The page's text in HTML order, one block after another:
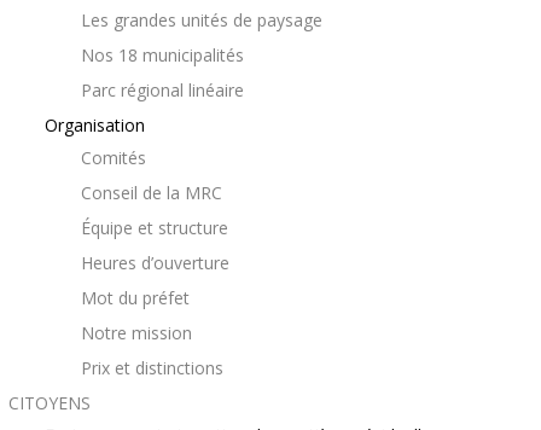
Les grandes unités de paysage
Nos 18 municipalités
Parc régional linéaire
Organisation
Comités
Conseil de la MRC
Équipe et structure
Heures d’ouverture
Mot du préfet
Notre mission
Prix et distinctions
CITOYENS